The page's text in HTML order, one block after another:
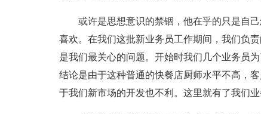
或许是思想意识的禁锢，他在乎的只是自己
喜欢。在我们这批新业务员工作期间，我们负
是我们最关心的问题。开始时我们几个业务员
结论是由于这种普通的快餐店厨师水平不高，
于我们新市场的开发也不利。这里就有了我们